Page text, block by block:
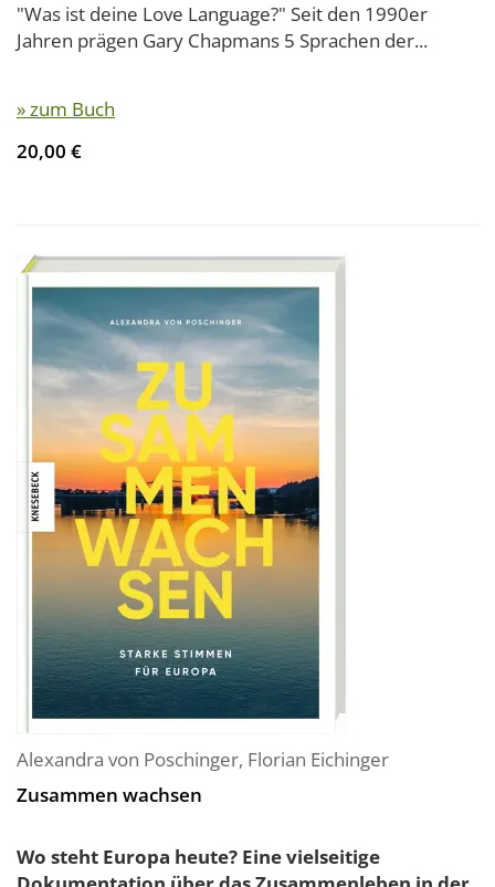
"Was ist deine Love Language?" Seit den 1990er
Jahren prägen Gary Chapmans 5 Sprachen der...
» zum Buch
20,00 €
Alexandra von Poschinger, Florian Eichinger
Zusammen wachsen
Wo steht Europa heute? Eine vielseitige